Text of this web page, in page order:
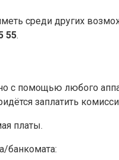
среди других
55.
с помощью любого
заплатить
платы.
банкомата: